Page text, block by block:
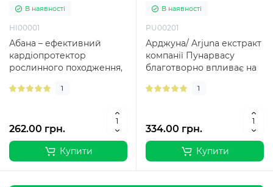
В наявності
HI00001
Абана – ефективний
кардіопротектор
рослинного походження,
натуральних інгредієнт..
1
262.00 грн.
Купити
Пунарвасу - 120 таб
В наявності
PU00201
Арджуна/ Arjuna екстракт
компанії Пунарвасу
благотворно впливає на
як стено..
1
334.00 грн.
Купити